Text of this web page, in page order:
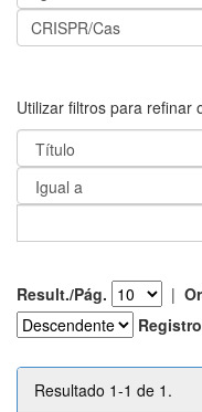
Utilizar filtros para refinar
Result./Pág. |
Resultado 1-1 de 1.